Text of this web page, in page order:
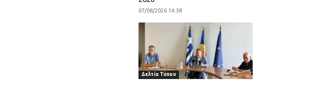
07/08/2026 14:38
Δελτία Τύπου